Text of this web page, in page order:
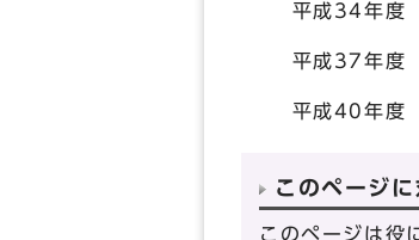
平成34年
平成37年
平成40年
このページ
このページは役